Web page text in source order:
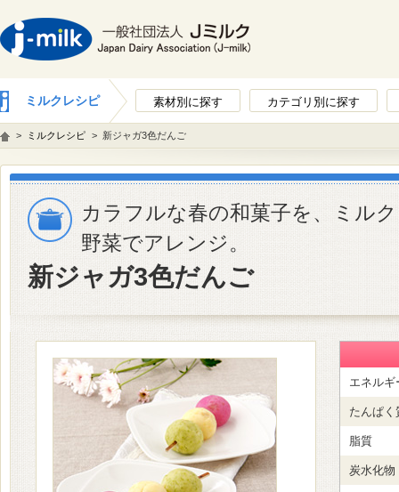
ミルクレシピ 素材別に探す カテゴリ別に探す
> ミルクレシピ > 新ジャガ3色だんご
カラフルな春の和菓子を、ミル
野菜でアレンジ。
新ジャガ3色だんご
エネルギ
たんぱく
脂質
炭水化物